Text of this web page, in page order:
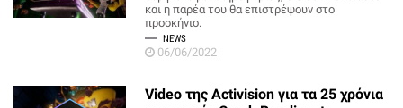
και η παρέα του θα επιστρέψουν στο
προσκήνιο.
NEWS
06/06/2022
Video της Activision για τα 25 χρόνια